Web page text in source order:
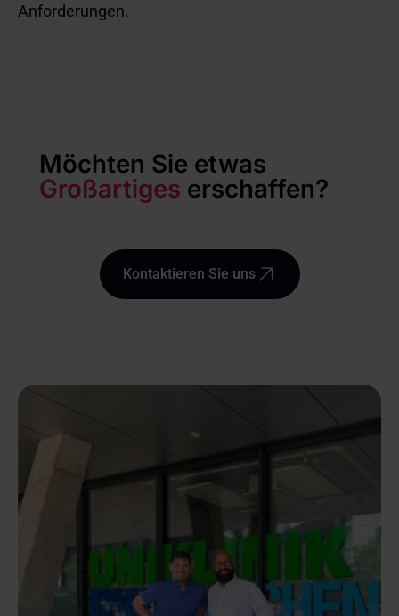
Anforderungen.
Möchten Sie etwas
Großartiges erschaffen?
Kontaktieren Sie uns